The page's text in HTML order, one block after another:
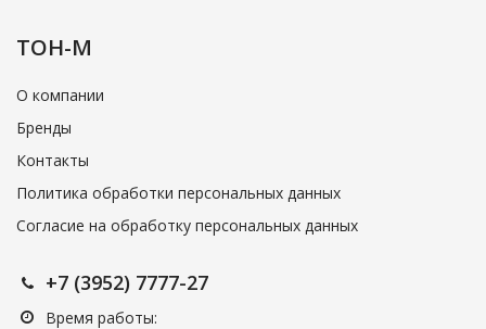
ТОН-М
О компании
Бренды
Контакты
Политика обработки персональных данных
Согласие на обработку персональных данных
+7 (3952) 7777-27
Время работы: